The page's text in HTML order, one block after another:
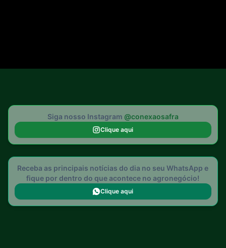
Siga nosso Instagram @conexaosafra
Clique aqui
Receba as principais notícias do dia no seu WhatsApp e
fique por dentro do que acontece no agronegócio!
Clique aqui